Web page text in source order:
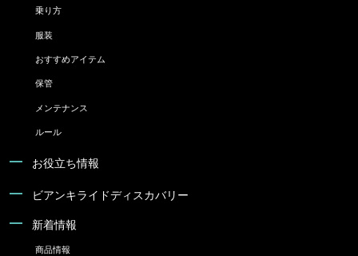
乗り方
服装
おすすめアイテム
保管
メンテナンス
ルール
お役立ち情報
ビアンキライドディスカバリー
新着情報
商品情報